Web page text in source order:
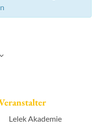
Lelek Akademie